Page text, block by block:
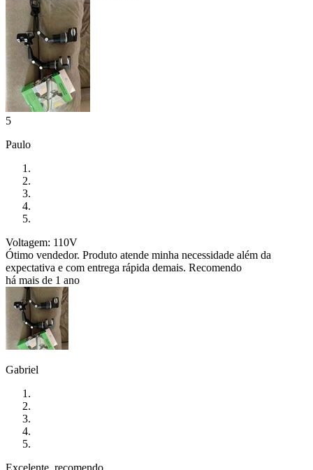
5
Paulo
Voltagem: 110V
Ótimo vendedor. Produto atende minha necessidade além da
expectativa e com entrega rápida demais. Recomendo
há mais de 1 ano
Gabriel
Excelente, recomendo